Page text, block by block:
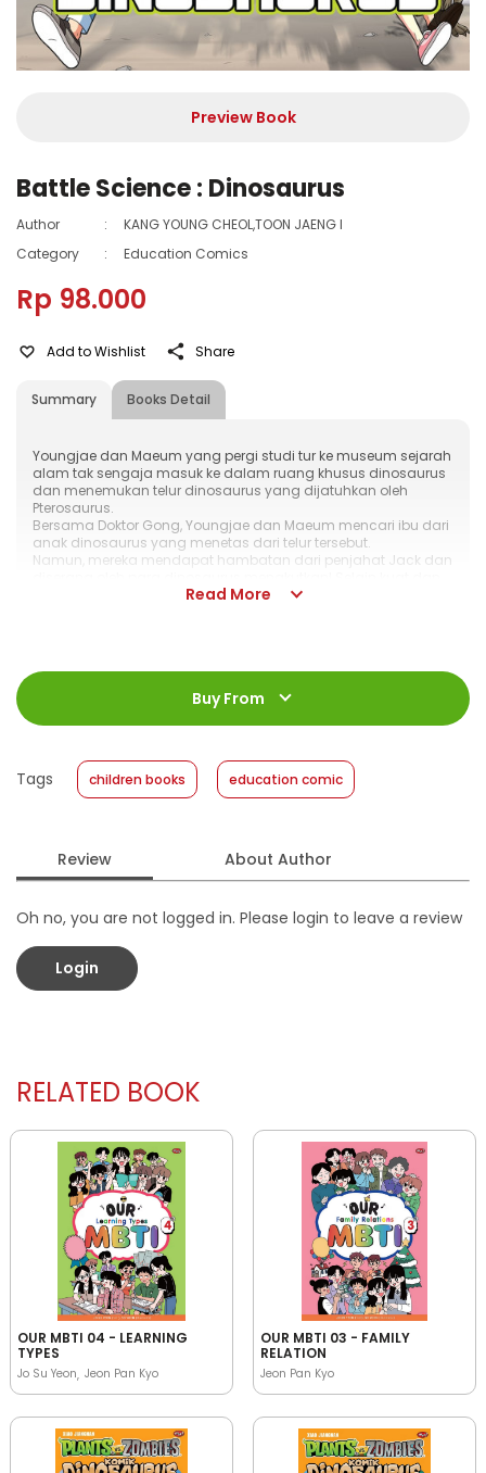
Preview Book
Battle Science : Dinosaurus
Author :
KANG YOUNG CHEOL,TOON JAENG I
Category
: Education Comics
Rp 98.000
Summary Books Detail
Add to Wishlist Share
Youngjae dan Maeum yang pergi studi tur ke museum sejarah
alam tak sengaja masuk ke dalam ruang khusus dinosaurus
dan menemukan telur dinosaurus yang dijatuhkan oleh
Pterosaurus.
Bersama Doktor Gong, Youngjae dan Maeum mencari ibu dari
anak dinosaurus yang menetas dari telur tersebut.
Namun, mereka mendapat hambatan dari penjahat Jack dan
giginya tajam, dinosaurus juga ada yang berjumbai, ada
Read More
ISBN :
978-623-03-0172-8
160 halaman
Size
:
18,0 x 24,0
Format
Hardcover
Buy From
Tags children books education comic
Review About Author
Oh no, you are not logged in. Please login to leave a review
Login
RELATED BOOK
OUR MBTI 04 - LEARNING
TYPES
Jo Su Yeon Jeon Pan Kyo
OUR MBTI 03 - FAMILY
RELATION
Jeon Pan Kyo